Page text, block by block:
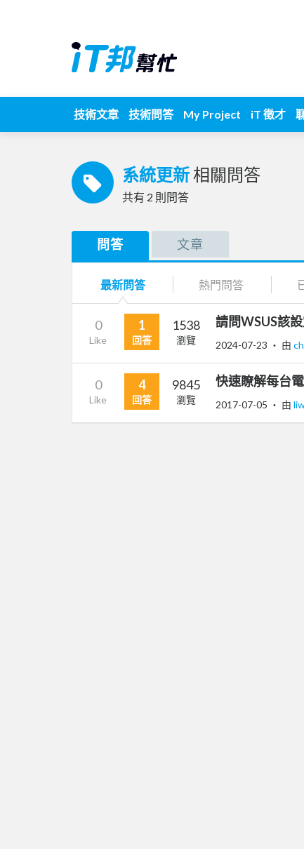
技術文章 技術問答 My Project iT 徵才
系統更新 相關問答
共有 2 則問答
問答 文章
最新問答 熱門問答
0
Like
1
回答
1538
瀏覽
請問WSUS該
2024-07-23 ‧ 由
0
Like
4
回答
9845
瀏覽
快速瞭解每台
2017-07-05 ‧ 由